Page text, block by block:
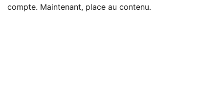
compte. Maintenant, place au contenu.